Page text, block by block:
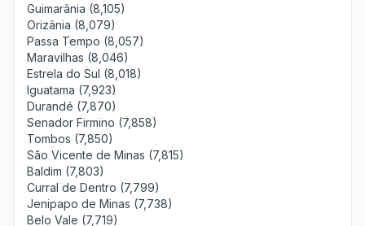
Guimarânia (8,105)
Orizânia (8,079)
Passa Tempo (8,057)
Maravilhas (8,046)
Estrela do Sul (8,018)
Iguatama (7,923)
Durandé (7,870)
Senador Firmino (7,858)
Tombos (7,850)
São Vicente de Minas (7,815)
Baldim (7,803)
Curral de Dentro (7,799)
Jenipapo de Minas (7,738)
Belo Vale (7,719)